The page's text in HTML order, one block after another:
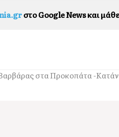
στο Google News και
Βαρβάρας στα Προκοπάτα -